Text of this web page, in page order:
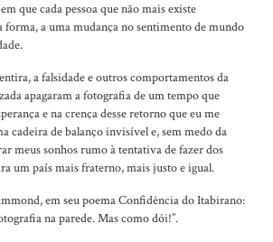
que cada pessoa que não mais existe
forma, a uma mudança no sentimento de mundo
a falsidade e outros comportamentos da
apagaram a fotografia de um tempo que
e na crença desse retorno que eu me
cadeira de balanço invisível e, sem medo da
meus sonhos rumo à tentativa de fazer dos
um país mais fraterno, mais justo e igual.
em seu poema Confidência do Itabirano:
na parede. Mas como dói!”.